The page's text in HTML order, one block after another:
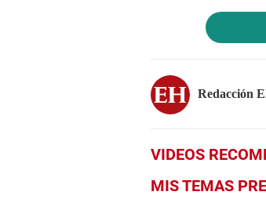
Redacción
VIDEOS
MIS TEMAS